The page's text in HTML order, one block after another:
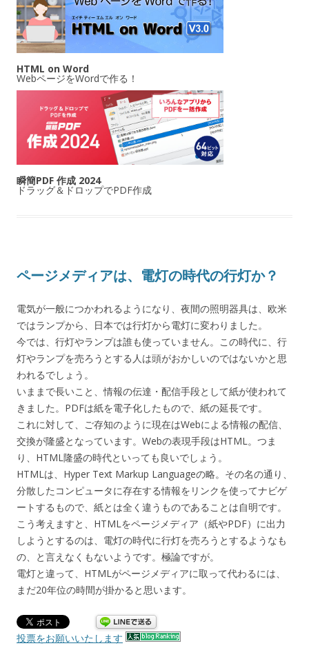
HTML on Word
WebページをWordで作る！
瞬簡PDF 作成 2024
ドラッグ＆ドロップでPDF作成
ページメディアは、電灯の時代の行灯か？
電気が一般につかわれるようになり、夜間の照明器具は、欧米
ではランプから、日本では行灯から電灯に変わりました。
今では、行灯やランプは誰も使っていません。この時代に、行
灯やランプを売ろうとする人は頭がおかしいのではないかと思
われるでしょう。
いままで長いこと、情報の伝達・配信手段として紙が使われて
きました。PDFは紙を電子化したもので、紙の延長です。
これに対して、ご存知のように現在はWebによる情報の配信、
交換が隆盛となっています。Webの表現手段はHTML。つま
り、HTML隆盛の時代といっても良いでしょう。
HTMLは、Hyper Text Markup Languageの略。その名の通り、
分散したコンピュータに存在する情報をリンクを使ってナビゲ
ートするもので、紙とは全く違うものであることは自明です。
こう考えますと、HTMLをページメディア（紙やPDF）に出力
しようとするのは、電灯の時代に行灯を売ろうとするようなも
の、と言えなくもないようです。極論ですが。
電灯と違って、HTMLがページメディアに取って代わるには、
まだ20年位の時間が掛かると思います。
投票をお願いいたします